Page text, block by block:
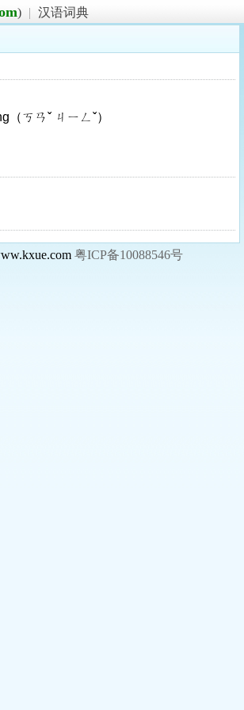
) | 汉语词典
ㄎㄢˇ ㄐㄧㄥˇ）
粤ICP备10088546号